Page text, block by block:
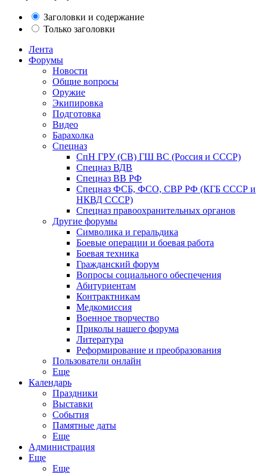
Заголовки и содержание
Только заголовки
Лента
Форумы
Новости
Общие вопросы
Оружие
Экипировка
Подготовка
Видео
Барахолка
Спецназ
СпН ГРУ (СВ) ГШ ВС (Россия и СССР)
Спецназ ВДВ
Спецназ ВВ РФ
Спецназ ФСБ, ФСО, СВР РФ (КГБ СССР и
НКВД СССР)
Спецназ правоохранительных органов
Другие форумы
Символика и геральдика
Боевые операции и боевая работа
Боевая техника
Гражданский форум
Вопросы социального обеспечения
Абитуриентам
Контрактникам
Медкомиссия
Военное творчество
Приколы нашего форума
Литература
Реформирование и преобразования
Пользователи онлайн
Еще
Календарь
Праздники
Выставки
События
Памятные даты
Еще
Администрация
Еще
Еще